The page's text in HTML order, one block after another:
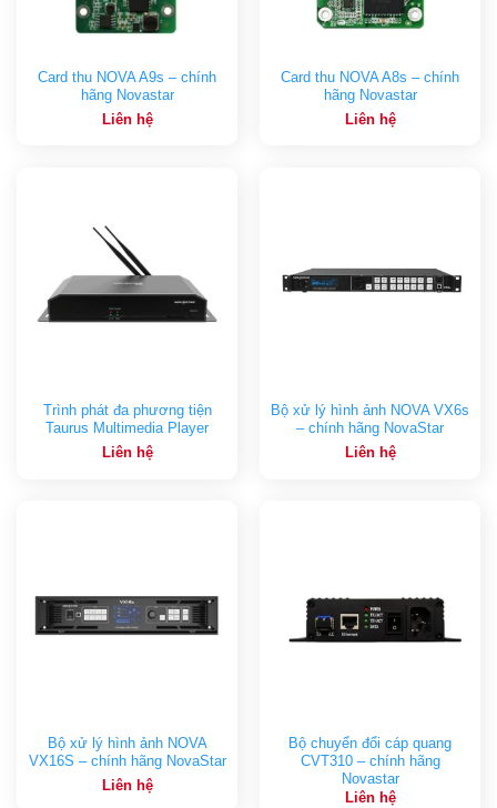
Card thu NOVA A9s – chính
hãng Novastar
Liên hệ
Card thu NOVA A8s – chính
hãng Novastar
Liên hệ
Trình phát đa phương tiện
Taurus Multimedia Player
Liên hệ
Bộ xử lý hình ảnh NOVA VX6s
– chính hãng NovaStar
Liên hệ
Bộ xử lý hình ảnh NOVA
VX16S – chính hãng NovaStar
Liên hệ
Bộ chuyển đổi cáp quang
CVT310 – chính hãng
Novastar
Liên hệ